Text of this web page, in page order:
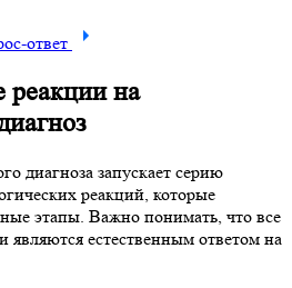
ответ
реакции на
диагноза запускает серию
реакций, которые
этапы. Важно понимать, что все
естественным ответом на